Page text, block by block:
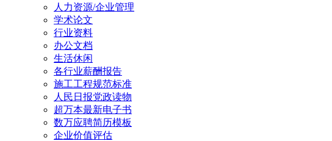
人力资源/企业管理
学术论文
行业资料
办公文档
生活休闲
各行业薪酬报告
施工工程规范标准
人民日报党政读物
超万本最新电子书
数万应聘简历模板
企业价值评估